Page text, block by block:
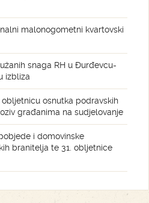
malonogometni kvartovski
snaga RH u Đurđevcu-
izbliza
osnutka podravskih
građanima na sudjelovanje
i domovinske
branitelja te 31. obljetnice